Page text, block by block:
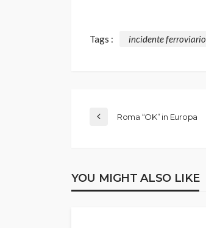
Tags : incidente ferroviario
Roma “OK” in Europa
YOU MIGHT ALSO LIKE